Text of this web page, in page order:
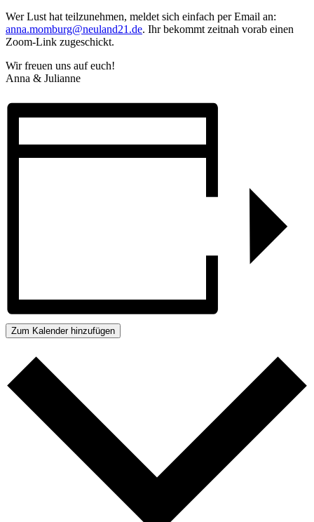
Wer Lust hat teilzunehmen, meldet sich einfach per Email an:
anna.momburg@neuland21.de. Ihr bekommt zeitnah vorab einen
Zoom-Link zugeschickt.
Wir freuen uns auf euch!
Anna & Julianne
Zum Kalender hinzufügen